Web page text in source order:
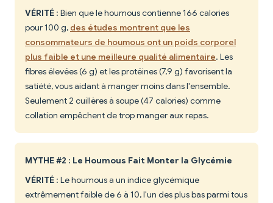
VÉRITÉ : Bien que le houmous contienne 166 calories
pour 100 g, des études montrent que les
consommateurs de houmous ont un poids corporel
plus faible et une meilleure qualité alimentaire. Les
fibres élevées (6 g) et les protéines (7,9 g) favorisent la
satiété, vous aidant à manger moins dans l'ensemble.
Seulement 2 cuillères à soupe (47 calories) comme
collation empêchent de trop manger aux repas.
MYTHE #2 : Le Houmous Fait Monter la Glycémie
VÉRITÉ : Le houmous a un indice glycémique
extrêmement faible de 6 à 10, l'un des plus bas parmi tous